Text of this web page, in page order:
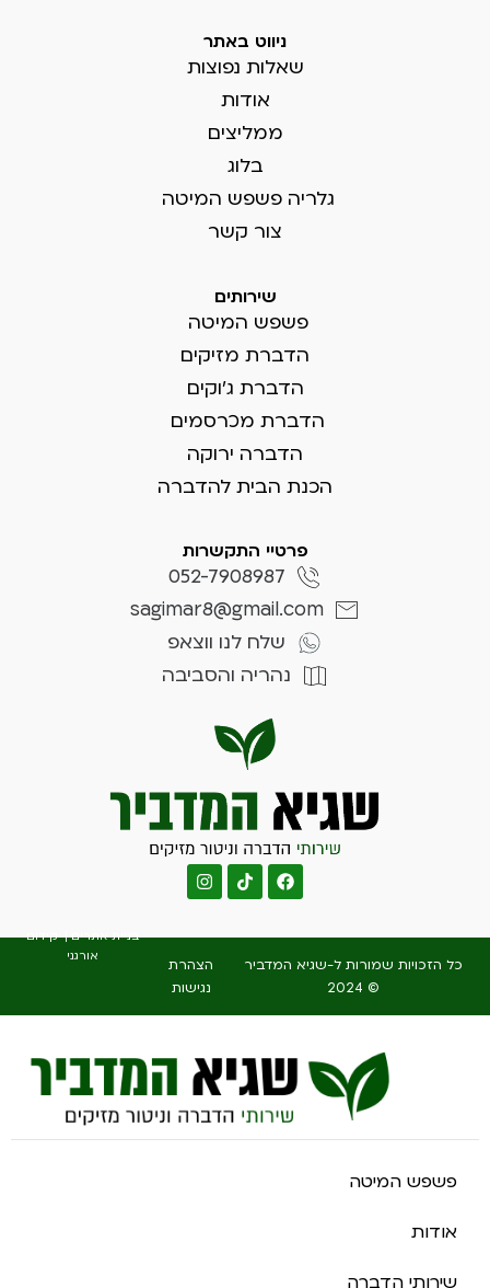
ניווט באתר
שאלות נפוצות
אודות
ממליצים
בלוג
גלריה פשפש המיטה
צור קשר
שירותים
פשפש המיטה
הדברת מזיקים
הדברת ג'וקים
הדברת מכרסמים
הדברה ירוקה
הכנת הבית להדברה
פרטיי התקשרות
052-7908987
sagimar8@gmail.com
שלח לנו ווצאפ
נהריה והסביבה
כל הזכויות שמורות ל-שגיא המדביר
© 2024
הצהרת
נגישות
בניית אתרים|קידום
אורגני
פשפש המיטה
אודות
שירותי הדברה